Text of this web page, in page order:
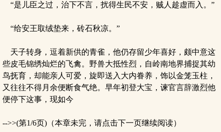
“是儿臣之过，治下不言，扰得生民不安，贼人趁虚而入。”
“给安王取绒垫来，砖石秋凉。”
天子转身，逗着新供的青雀，他仍存留少年喜好，颇中意这
些皮毛锦绣灿烂的飞禽。野兽大抵性烈，自岭南地界捕捉其幼
鸟抚育，却能亲人可爱，旋即送入大内眷养，饰以金笼玉柱，
又往往不得月余便断食气绝。早年初登大宝，谏官言辞激烈他
便停下这事，现如今
-->>(第1/6页)（本章未完，请点击下一页继续阅读）